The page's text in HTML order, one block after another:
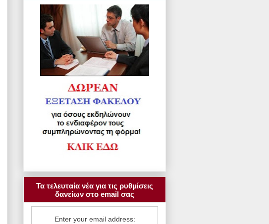
Τα τελευταία νέα για τις ρυθμίσεις
δανείων στο email σας
Enter your email address: